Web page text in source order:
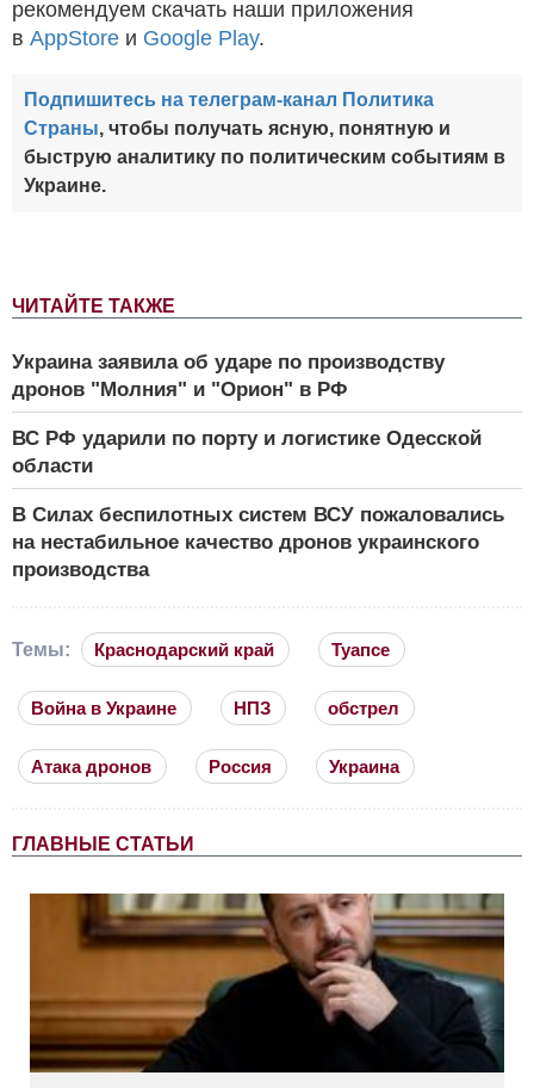
ЧИТАЙТЕ ТАКЖЕ
Украина заявила об ударе по производству
дронов "Молния" и "Орион" в РФ
ВС РФ ударили по порту и логистике Одесской
области
В Силах беспилотных систем ВСУ пожаловались
на нестабильное качество дронов украинского
производства
рекомендуем скачать наши приложения
в AppStore и Google Play.
Подпишитесь на телеграм-канал Политика
Страны, чтобы получать ясную, понятную и
быструю аналитику по политическим событиям в
Украине.
Темы: Краснодарский край Туапсе
Война в Украине НПЗ обстрел
Атака дронов Россия Украина
ГЛАВНЫЕ СТАТЬИ